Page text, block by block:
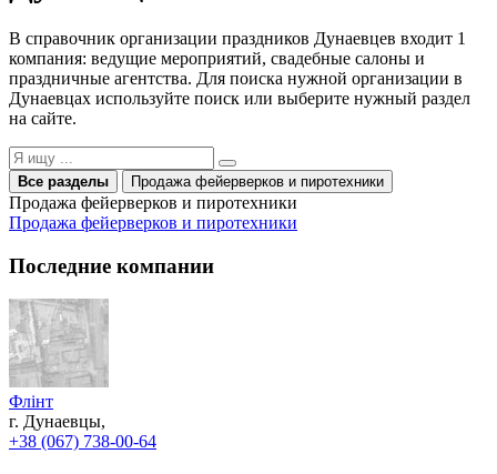
В справочник организации праздников Дунаевцев входит 1
компания: ведущие мероприятий, свадебные салоны и
праздничные агентства. Для поиска нужной организации в
Дунаевцах используйте поиск или выберите нужный раздел
на сайте.
Все разделы Продажа фейерверков и пиротехники
Продажа фейерверков и пиротехники
Продажа фейерверков и пиротехники
Последние компании
Флінт
г. Дунаевцы,
+38 (067) 738-00-64